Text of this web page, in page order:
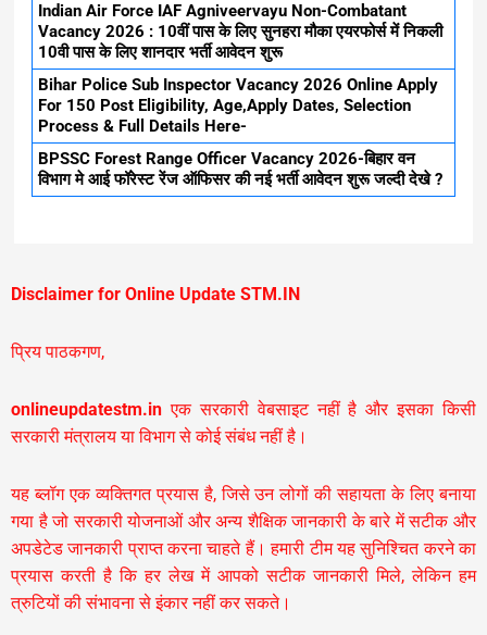
Indian Air Force IAF Agniveervayu Non-Combatant
Vacancy 2026 : 10वीं पास के लिए सुनहरा मौका एयरफोर्स में निकली
10वी पास के लिए शानदार भर्ती आवेदन शुरू
Bihar Police Sub Inspector Vacancy 2026 Online Apply
For 150 Post Eligibility, Age,Apply Dates, Selection
Process & Full Details Here-
BPSSC Forest Range Officer Vacancy 2026-बिहार वन
विभाग मे आई फॉरेस्ट रेंज ऑफिसर की नई भर्ती आवेदन शुरू जल्दी देखे ?
Disclaimer for Online Update STM.IN
प्रिय पाठकगण,
onlineupdatestm.in एक सरकारी वेबसाइट नहीं है और इसका किसी
सरकारी मंत्रालय या विभाग से कोई संबंध नहीं है।
यह ब्लॉग एक व्यक्तिगत प्रयास है, जिसे उन लोगों की सहायता के लिए बनाया
गया है जो सरकारी योजनाओं और अन्य शैक्षिक जानकारी के बारे में सटीक और
अपडेटेड जानकारी प्राप्त करना चाहते हैं। हमारी टीम यह सुनिश्चित करने का
प्रयास करती है कि हर लेख में आपको सटीक जानकारी मिले, लेकिन हम
त्रुटियों की संभावना से इंकार नहीं कर सकते।